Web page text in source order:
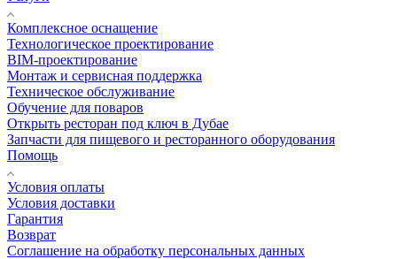
Комплексное оснащение
Технологическое проектирование
BIM-проектирование
Монтаж и сервисная поддержка
Техническое обслуживание
Обучение для поваров
Открыть ресторан под ключ в Дубае
Запчасти для пищевого и ресторанного оборудования
Помощь
Условия оплаты
Условия доставки
Гарантия
Возврат
Соглашение на обработку персональных данных